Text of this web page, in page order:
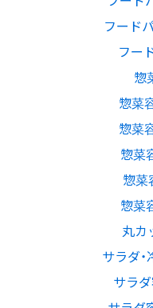
フード
フー
惣
惣菜
惣菜
惣菜
惣菜
惣菜
丸カ
サラダ・
サラダ